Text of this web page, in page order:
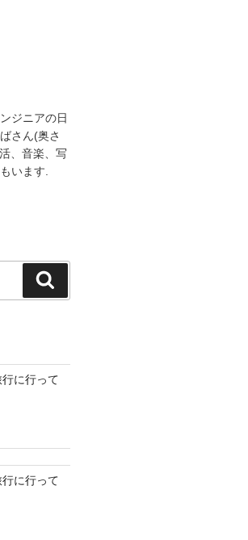
ジニアの日
さん(奥さ
、音楽、写
います.
索
に行って
に行って